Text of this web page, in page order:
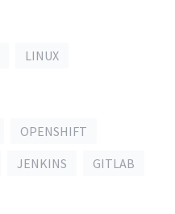
LINUX
OPENSHIFT
JENKINS GITLAB